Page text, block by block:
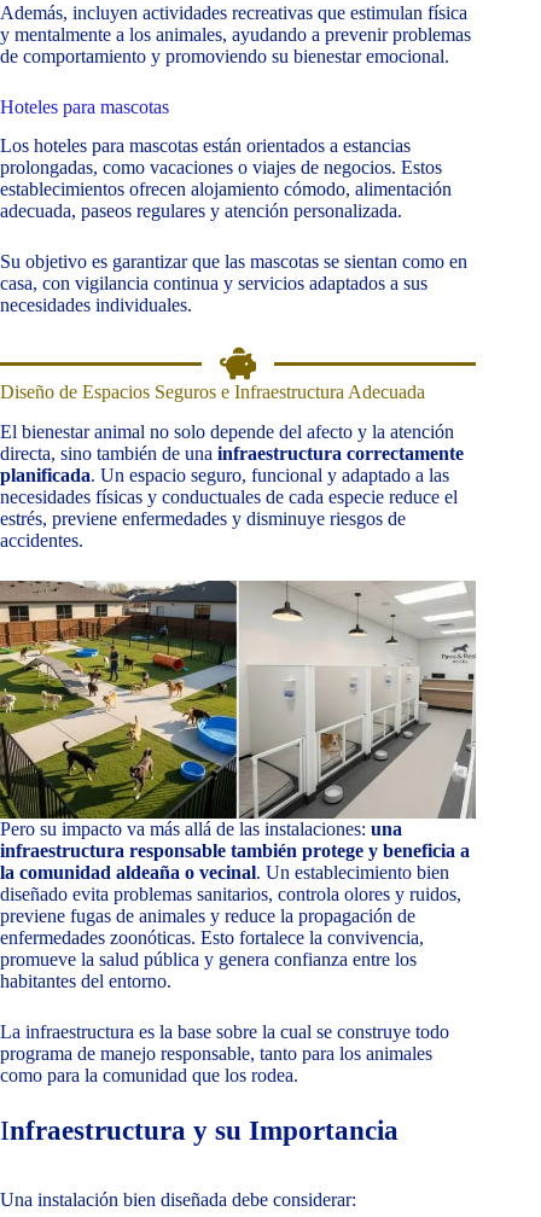
Además, incluyen actividades recreativas que estimulan física
y mentalmente a los animales, ayudando a prevenir problemas
de comportamiento y promoviendo su bienestar emocional.
Hoteles para mascotas
Los hoteles para mascotas están orientados a estancias
prolongadas, como vacaciones o viajes de negocios. Estos
establecimientos ofrecen alojamiento cómodo, alimentación
adecuada, paseos regulares y atención personalizada.
Su objetivo es garantizar que las mascotas se sientan como en
casa, con vigilancia continua y servicios adaptados a sus
necesidades individuales.
Diseño de Espacios Seguros e Infraestructura Adecuada
El bienestar animal no solo depende del afecto y la atención
directa, sino también de una infraestructura correctamente
planificada. Un espacio seguro, funcional y adaptado a las
necesidades físicas y conductuales de cada especie reduce el
estrés, previene enfermedades y disminuye riesgos de
accidentes.
Pero su impacto va más allá de las instalaciones: una
infraestructura responsable también protege y beneficia a
la comunidad aldeaña o vecinal. Un establecimiento bien
diseñado evita problemas sanitarios, controla olores y ruidos,
previene fugas de animales y reduce la propagación de
enfermedades zoonóticas. Esto fortalece la convivencia,
promueve la salud pública y genera confianza entre los
habitantes del entorno.
La infraestructura es la base sobre la cual se construye todo
programa de manejo responsable, tanto para los animales
como para la comunidad que los rodea.
Infraestructura y su Importancia
Una instalación bien diseñada debe considerar: